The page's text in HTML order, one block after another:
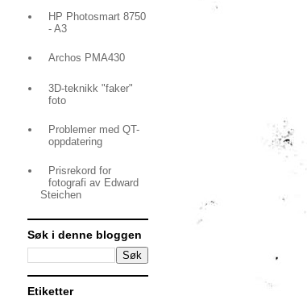
HP Photosmart 8750
- A3
Archos PMA430
3D-teknikk "faker"
foto
Problemer med QT-
oppdatering
Prisrekord for
fotografi av Edward
Steichen
Søk i denne bloggen
Etiketter